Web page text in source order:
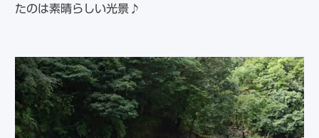
たのは素晴らしい光景♪